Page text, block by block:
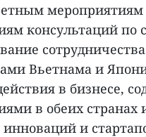
мероприятиям
консультаций по
Вьетнама и
в бизнесе,
в обеих странах
инноваций и